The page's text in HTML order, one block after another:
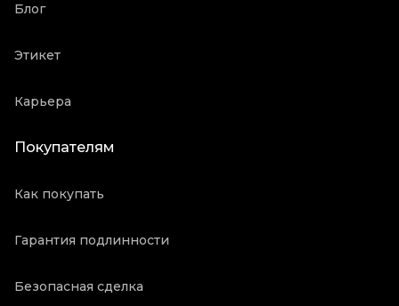
Блог
Этикет
Карьера
Покупателям
Как покупать
Гарантия подлинности
Безопасная сделка